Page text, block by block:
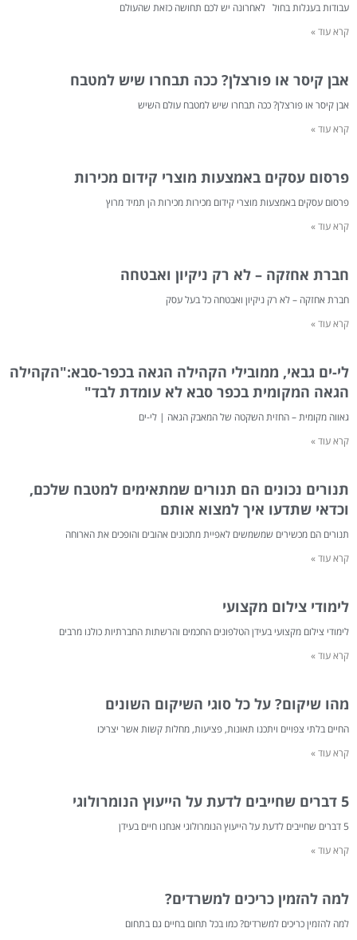
עבודות בעגלות בחול לאחרונה יש לכם תחושה כזאת שהעולם
קרא עוד »
אבן קיסר או פורצלן? ככה תבחרו שיש למטבח
אבן קיסר או פורצלן? ככה תבחרו שיש למטבח עולם השיש
קרא עוד »
פרסום עסקים באמצעות מוצרי קידום מכירות
פרסום עסקים באמצעות מוצרי קידום מכירות מכירות הן תמיד מרוץ
קרא עוד »
חברת אחזקה – לא רק ניקיון ואבטחה
חברת אחזקה – לא רק ניקיון ואבטחה כל בעל עסק
קרא עוד »
לי-ים גבאי, ממובילי הקהילה הגאה בכפר-סבא:"הקהילה
הגאה המקומית בכפר סבא לא עומדת לבד"
גאווה מקומית – החזית השקטה של המאבק הגאה | לי-ים
קרא עוד »
תנורים נכונים הם תנורים שמתאימים למטבח שלכם,
וכדאי שתדעו איך למצוא אותם
תנורים הם מכשירים שמשמשים לאפיית מתכונים אהובים והופכים את הארוחה
קרא עוד »
לימודי צילום מקצועי
לימודי צילום מקצועי בעידן הטלפונים החכמים והרשתות החברתיות כולנו מרבים
קרא עוד »
מהו שיקום? על כל סוגי השיקום השונים
החיים בלתי צפויים ויתכנו תאונות, פציעות, מחלות קשות אשר יצריכו
קרא עוד »
5 דברים שחייבים לדעת על הייעוץ הנומרולוגי
5 דברים שחייבים לדעת על הייעוץ הנומרולוגי אנחנו חיים בעידן
קרא עוד »
למה להזמין כריכים למשרדים?
למה להזמין כריכים למשרדים? כמו בכל תחום בחיים גם בתחום